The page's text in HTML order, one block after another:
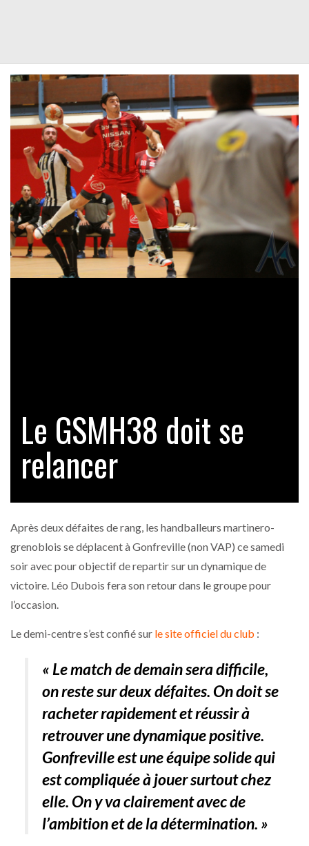
Le GSMH38 doit se
relancer
Après deux défaites de rang, les handballeurs martinero-
grenoblois se déplacent à Gonfreville (non VAP) ce samedi
soir avec pour objectif de repartir sur un dynamique de
victoire. Léo Dubois fera son retour dans le groupe pour
l’occasion.
Le demi-centre s’est confié sur le site officiel du club :
« Le match de demain sera difficile,
on reste sur deux défaites. On doit se
racheter rapidement et réussir à
retrouver une dynamique positive.
Gonfreville est une équipe solide qui
est compliquée à jouer surtout chez
elle. On y va clairement avec de
l’ambition et de la détermination. »